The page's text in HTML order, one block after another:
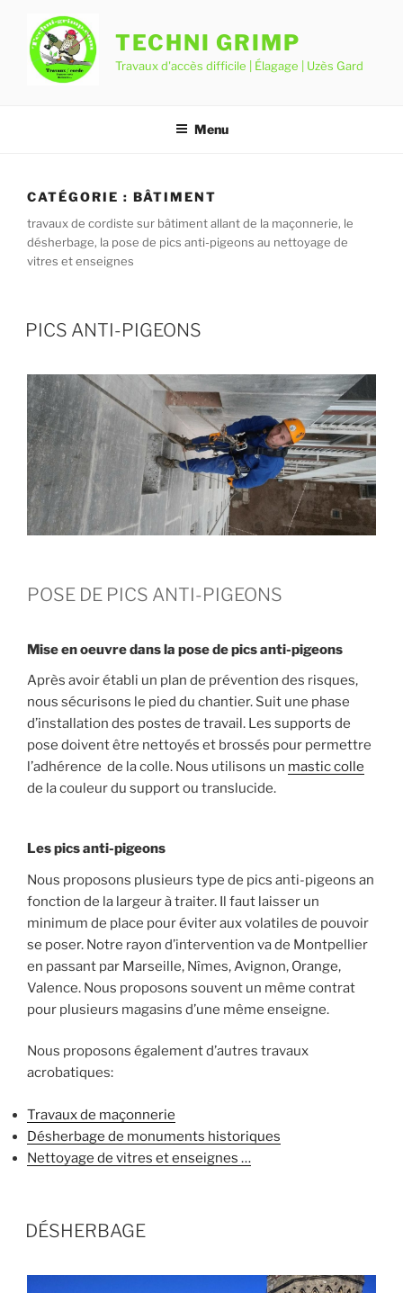
contenu
principal
TECHNI GRIMP
Travaux d'accès difficile | Élagage | Uzès Gard
Menu
CATÉGORIE : BÂTIMENT
travaux de cordiste sur bâtiment allant de la maçonnerie, le
désherbage, la pose de pics anti-pigeons au nettoyage de
vitres et enseignes
PUBLIÉ
LE
PICS ANTI-PIGEONS
POSE DE PICS ANTI-PIGEONS
Mise en oeuvre dans la pose de pics anti-pigeons
Après avoir établi un plan de prévention des risques,
nous sécurisons le pied du chantier. Suit une phase
d’installation des postes de travail. Les supports de
pose doivent être nettoyés et brossés pour permettre
l’adhérence de la colle. Nous utilisons un mastic colle
de la couleur du support ou translucide.
Les pics anti-pigeons
Nous proposons plusieurs type de pics anti-pigeons an
fonction de la largeur à traiter. Il faut laisser un
minimum de place pour éviter aux volatiles de pouvoir
se poser. Notre rayon d’intervention va de Montpellier
en passant par Marseille, Nîmes, Avignon, Orange,
Valence. Nous proposons souvent un même contrat
pour plusieurs magasins d’une même enseigne.
Nous proposons également d’autres travaux
acrobatiques:
Travaux de maçonnerie
Désherbage de monuments historiques
Nettoyage de vitres et enseignes …
PUBLIÉ
LE
DÉSHERBAGE